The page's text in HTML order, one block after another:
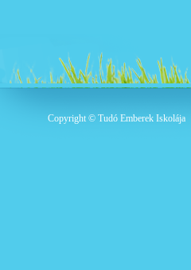
Copyright © Tudó Emberek